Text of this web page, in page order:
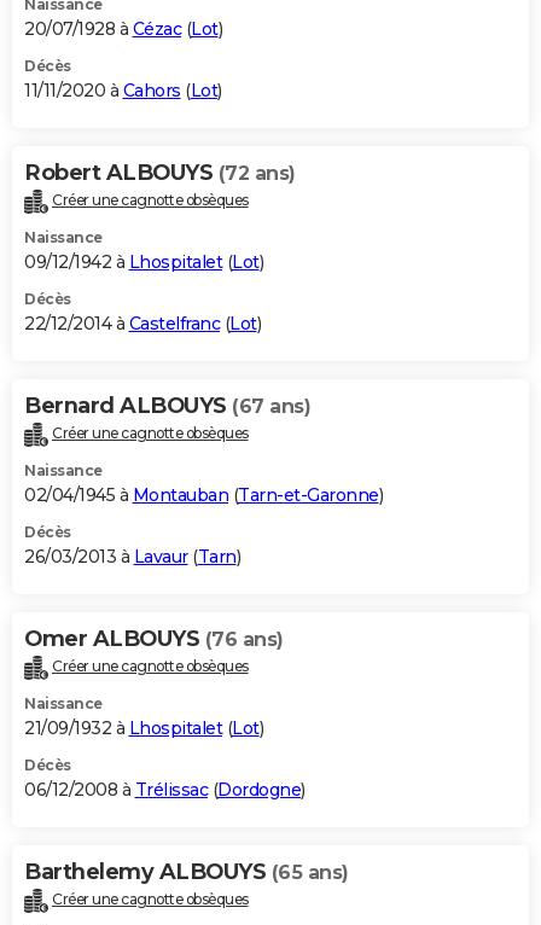
Naissance
20/07/1928 à Cézac(Lot)
Décès
11/11/2020 à Cahors (Lot)
Robert ALBOUYS (72 ans)
Créer une cagnotte obsèques
Naissance
09/12/1942 à Lhospitalet(Lot)
Décès
22/12/2014 à Castelfranc(Lot)
Bernard ALBOUYS (67 ans)
Créer une cagnotte obsèques
Naissance
02/04/1945 à Montauban (Tarn-et-Garonne)
Décès
26/03/2013 à Lavaur(Tarn)
Omer ALBOUYS (76 ans)
Créer une cagnotte obsèques
Naissance
21/09/1932 à Lhospitalet(Lot)
Décès
06/12/2008 à Trélissac(Dordogne)
Barthelemy ALBOUYS (65 ans)
Créer une cagnotte obsèques